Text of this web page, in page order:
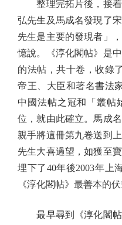
整理完拓片後，接着
弘先生及馬成名發現了
先生是主要的發現者」
憶說。《淳化閣帖》是
的法帖，共十卷，收錄
帝王、大臣和著名書法
中國法帖之冠和「叢帖
位，就由此確立。馬成
親手將這冊第九卷送到
先生大喜過望，如獲至
埋下了40年後2003年上
《淳化閣帖》最善本的伏
最早尋到《淳化閣帖